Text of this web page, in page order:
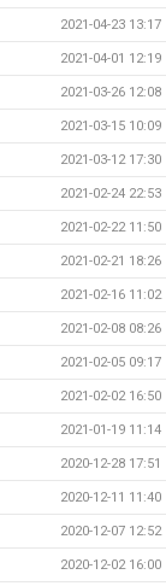
2021-04-23 13:17
2021-04-01 12:19
2021-03-26 12:08
2021-03-15 10:09
2021-03-12 17:30
2021-02-24 22:53
2021-02-22 11:50
2021-02-21 18:26
2021-02-16 11:02
2021-02-08 08:26
2021-02-05 09:17
2021-02-02 16:50
2021-01-19 11:14
2020-12-28 17:51
2020-12-11 11:40
2020-12-07 12:52
2020-12-02 16:00